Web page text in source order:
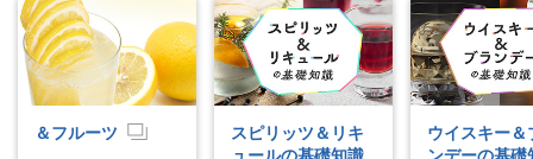
＆フルーツ
スピリッツ＆リキ
ュールの基礎知識
ウイスキー＆
ンデーの基礎